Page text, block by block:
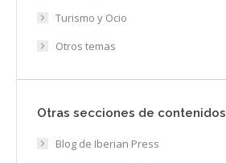
Turismo y Ocio
Otros temas
Otras secciones de contenidos
Blog de Iberian Press